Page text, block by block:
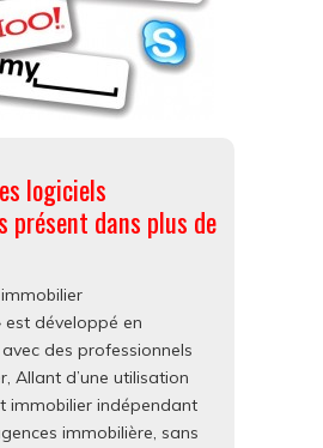
logiciels
présent dans plus de
est développé en
des professionnels
Allant d’une utilisation
immobilier indépendant
immobilière, sans